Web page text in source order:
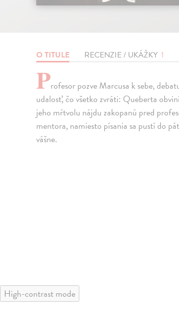
O TITULE RECENZIE / UKÁŽKY 1
Profesor pozve Marcusa k sebe,
udalosť, čo všetko zvráti: Queberta
jeho mŕtvolu nájdu zakopanú pred
mentora, namiesto písania sa pustí do
vášne.
High-contrast mode